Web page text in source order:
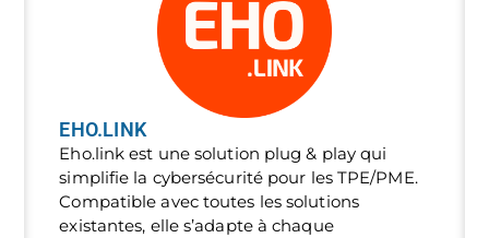
EHO.LINK
Eho.link est une solution plug & play qui
simplifie la cybersécurité pour les TPE/PME.
Compatible avec toutes les solutions
existantes, elle s’adapte à chaque